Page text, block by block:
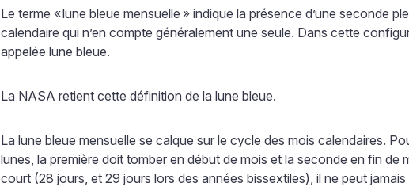
Le terme «lune bleue mensuelle » indique la présence d’une seconde
calendaire qui n’en compte généralement une seule. Dans cette
appelée lune bleue.
La NASA retient cette définition de la lune bleue.
La lune bleue mensuelle se calque sur le cycle des mois calendaires.
lunes, la première doit tomber en début de mois et la seconde en fin de
court (28 jours, et 29 jours lors des années bissextiles), il ne peut